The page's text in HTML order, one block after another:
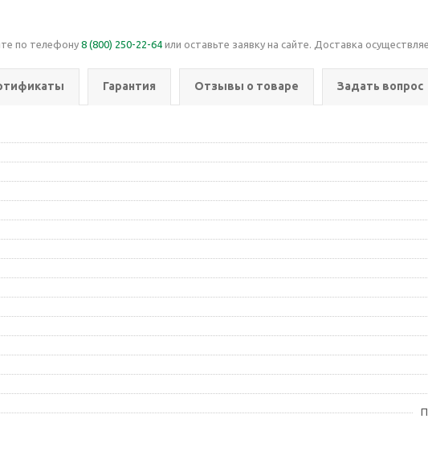
по телефону 8 (800) 250-22-64 или оставьте заявку на сайте. Доставка
Гарантия Отзывы о товаре Задать вопрос